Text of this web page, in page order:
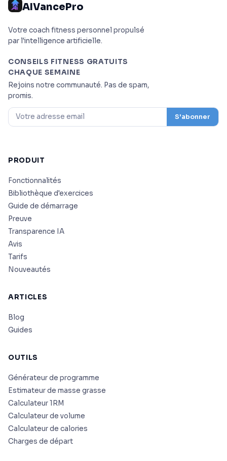
AIVancePro
Votre coach fitness personnel propulsé
par l'intelligence artificielle.
CONSEILS FITNESS GRATUITS
CHAQUE SEMAINE
Rejoins notre communauté. Pas de spam,
promis.
S'abonner
PRODUIT
Fonctionnalités
Bibliothèque d'exercices
Guide de démarrage
Preuve
Transparence IA
Avis
Tarifs
Nouveautés
ARTICLES
Blog
Guides
OUTILS
Générateur de programme
Estimateur de masse grasse
Calculateur 1RM
Calculateur de volume
Calculateur de calories
Charges de départ